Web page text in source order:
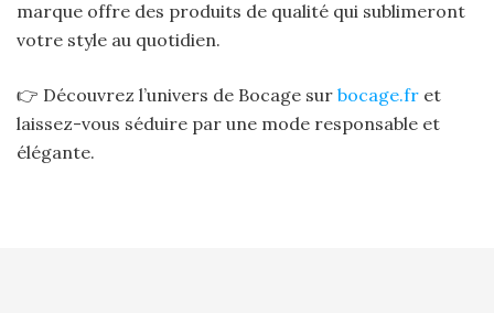
marque offre des produits de qualité qui sublimeront
votre style au quotidien.
👉 Découvrez l’univers de Bocage sur bocage.fr et
laissez-vous séduire par une mode responsable et
élégante.